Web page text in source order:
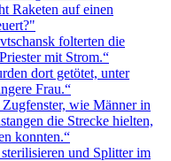
Raketen auf einen
folterten die
mit Strom.“
dort getötet, unter
Frau.“
Zugfenster, wie Männer in
die Strecke hielten,
konnten.“
und Splitter im